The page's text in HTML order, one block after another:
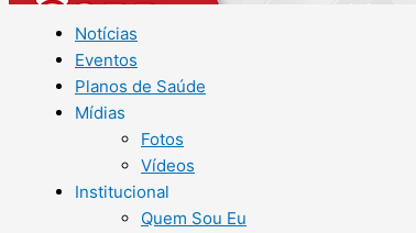
Notícias
Eventos
Planos de Saúde
Mídias
Fotos
Vídeos
Institucional
Quem Sou Eu